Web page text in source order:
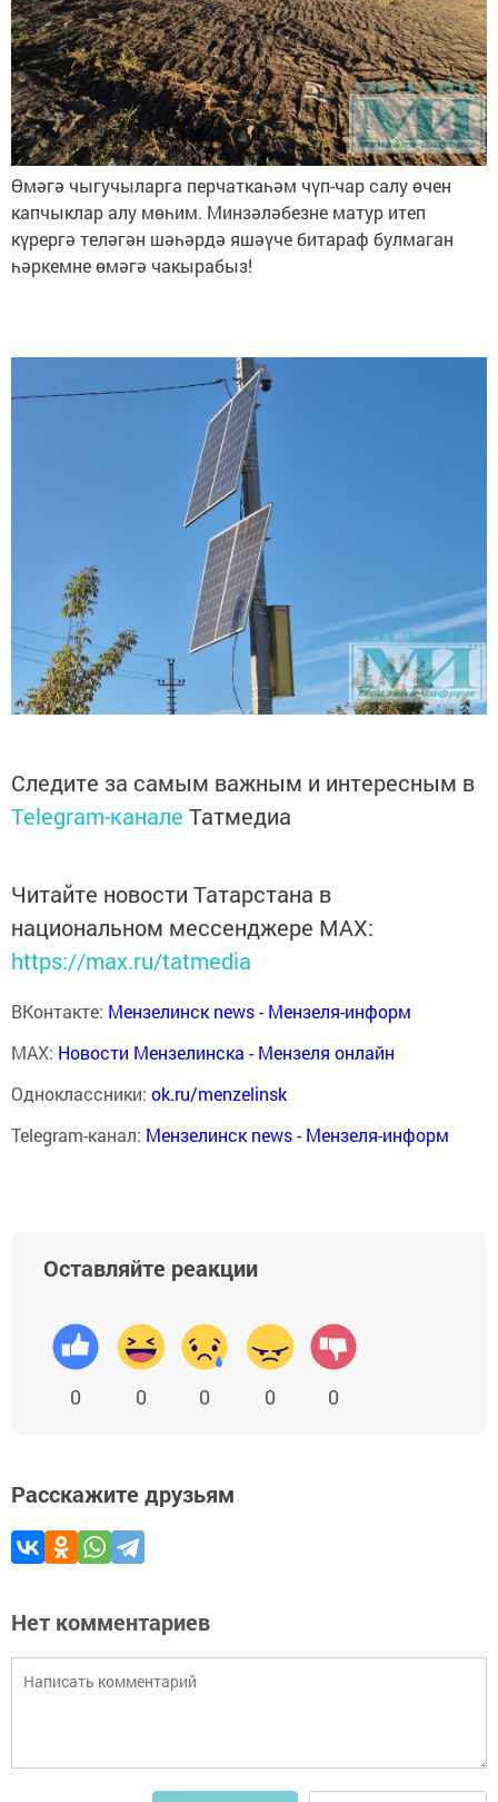
Өмәгә чыгучыларга перчаткаһәм чүп-чар салу өчен
капчыклар алу мөһим. Минзәләбезне матур итеп
күрергә теләгән шәһәрдә яшәүче битараф булмаган
һәркемне өмәгә чакырабыз!
Следите за самым важным и интересным в
Telegram-канале Татмедиа
Читайте новости Татарстана в
национальном мессенджере MАХ:
https://max.ru/tatmedia
ВКонтакте: Мензелинск news - Мензеля-информ
MAX: Новости Мензелинска - Мензеля онлайн
Одноклассники: ok.ru/menzelinsk
Telegram-канал: Мензелинск news - Мензеля-информ
Оставляйте реакции
0 0 0 0 0
Расскажите друзьям
Нет комментариев